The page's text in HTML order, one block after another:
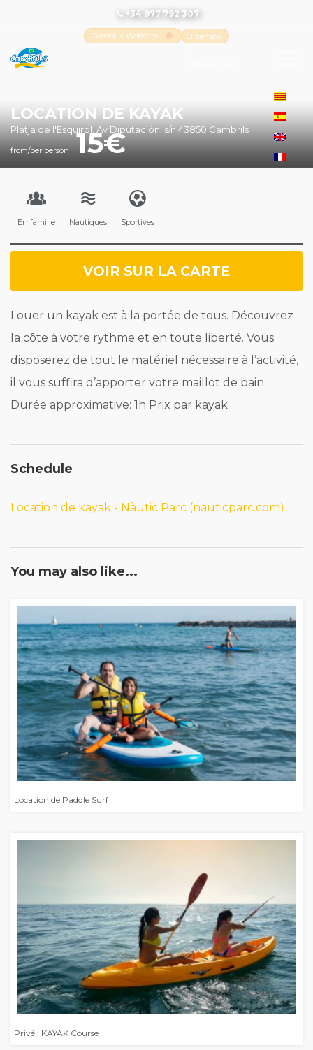
+34 977 792 307
Cambrils Webcam
El tiempo
LOCATION DE KAYAK
Platja de l'Esquirol, Av Diputación, s/n 43850 Cambrils
from/per person 15
En famille Nautiques Sportives
VOIR SUR LA CARTE
Louer un kayak est à la portée de tous. Découvrez
la côte à votre rythme et en toute liberté. Vous
disposerez de tout le matériel nécessaire à l’activité,
il vous suffira d’apporter votre maillot de bain.
Durée approximative: 1h Prix par kayak
Schedule
Location de kayak - Nàutic Parc (nauticparc.com)
You may also like...
Location de Paddle Surf
Privé : KAYAK Course